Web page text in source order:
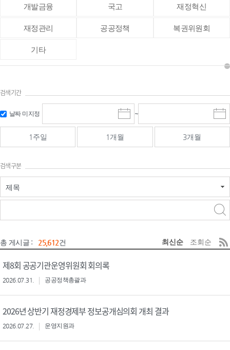
개발금융 국고 재정혁신
재정관리 공공정책 복권위원회
기타
검색기간
날짜 미지정
시
작
일
선
~
종
료
선
1주일 1개월 3개월
검색구분
제목
총 게시글 : 25,612건 최신순 조회순
제8회 공공기관운영위원회 회의록
2026.07.31. 공공정책총괄과
2026년 상반기 재정경제부 정보공개심의회 개최 결과
2026.07.27. 운영지원과